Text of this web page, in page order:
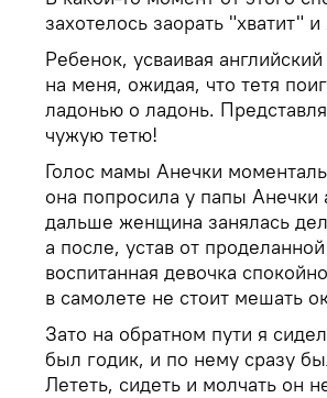
захотелось заорать "хватит"
Ребенок, усваивая
на меня, ожидая, что тетя
ладонью о ладонь.
чужую тетю!
Голос мамы Анечки
она попросила у папы Анечки
дальше женщина занялась
а после, устав от
воспитанная девочка
в самолете не стоит мешать
Зато на обратном пути я
был годик, и по нему сразу
Лететь, сидеть и молчать он